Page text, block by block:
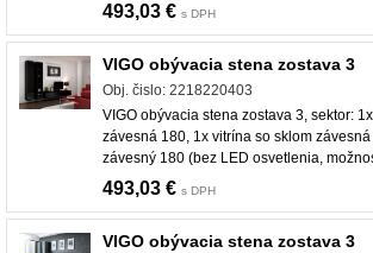
493,03 € s DPH
VIGO obývacia stena zostava 3
Obj. čislo: 2218220403
VIGO obývacia stena zostava 3, sektor:
závesná 180, 1x vitrína so sklom
závesný 180 (bez LED osvetlenia,
493,03 € s DPH
VIGO obývacia stena zostava 3